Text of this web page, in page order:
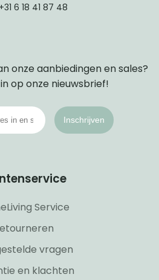
+31 6 18 41 87 48
onze aanbiedingen en sales?
op onze nieuwsbrief!
Inschrijven
Service
vragen
en klachten